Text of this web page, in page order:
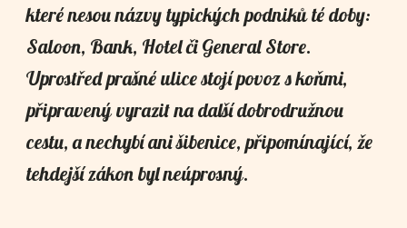
které nesou názvy typických podniků té doby:
Saloon, Bank, Hotel či General Store.
Uprostřed prašné ulice stojí povoz s koňmi,
připravený vyrazit na další dobrodružnou
cestu, a nechybí ani šibenice, připomínající, že
tehdejší zákon byl neúprosný.